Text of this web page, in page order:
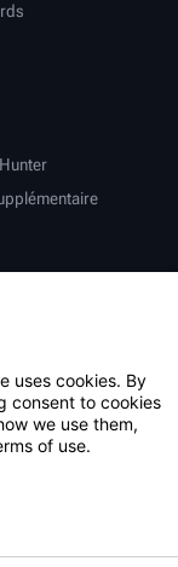
Brevets
uses cookies. By
consent to cookies
we use them,
of use.